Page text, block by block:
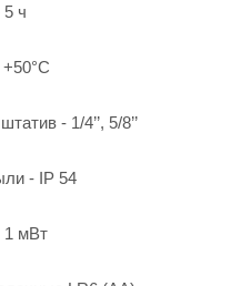
ч
- 1/4’’, 5/8’’
- IP 54
1 мВт